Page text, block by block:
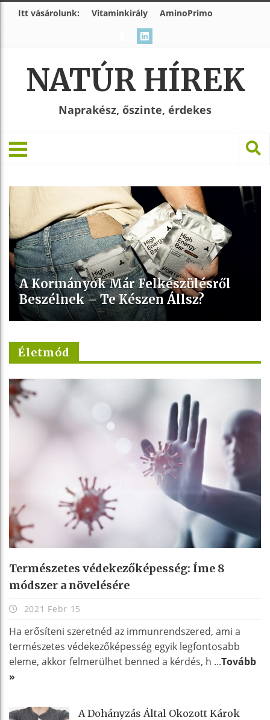
Itt vásárolunk: Vitaminkirály AminoPrimo
NATÚR HÍREK
Naprakész, őszinte, érdekes
A Kormányok Már Felkészülésről
Beszélnek – Te Készen Állsz?
Életmód
Természetes védekezőképesség: Íme 8
módszer a növelésére
2021 Febr 15
Ha erősíteni szeretnéd az immunrendszered, ami a
természetes védekezőképesség egyik legfontosabb
eleme, akkor felmerülhet benned a kérdés, h ...Tovább
»
A Dohányzás Által Okozott Károk